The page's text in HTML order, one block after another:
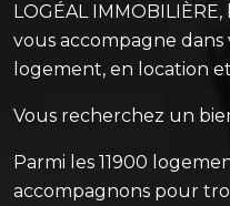
LOGÉAL
vous accompagne
logement, en location
Vous recherchez un
Parmi les 11900
accompagnons pour